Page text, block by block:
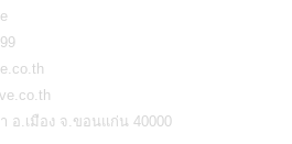
อ.เมือง จ.ขอนแก่น 40000